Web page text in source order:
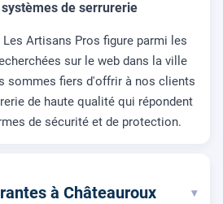
de serrurerie
Les Artisans Pros figure parmi les
sur le web dans la ville
sommes fiers d'offrir à nos clients
de haute qualité qui répondent
de sécurité et de protection.
à Châteauroux ▾